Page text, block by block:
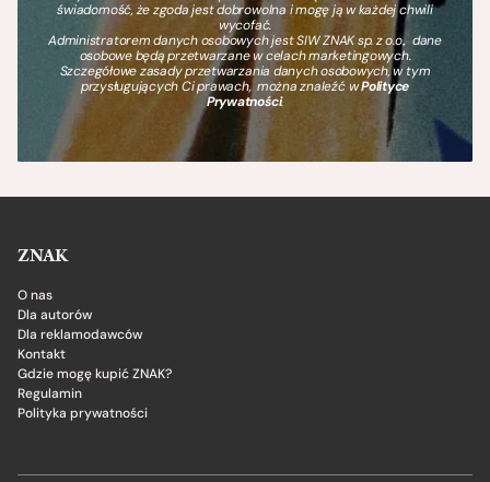
świadomość, że zgoda jest dobrowolna i mogę ją w każdej chwili
wycofać.
Administratorem danych osobowych jest SIW ZNAK sp. z o.o., dane
osobowe będą przetwarzane w celach marketingowych.
Szczegółowe zasady przetwarzania danych osobowych, w tym
przysługujących Ci prawach, można znaleźć wPolityce
Prywatności.
ZNAK
O nas
Dla autorów
Dla reklamodawców
Kontakt
Gdzie mogę kupić ZNAK?
Regulamin
Polityka prywatności